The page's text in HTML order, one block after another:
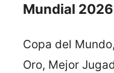
Mundial
Copa del
Oro, Mejor